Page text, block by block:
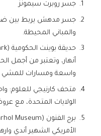
جسر روبرت سيمونز
جسر مدهش يربط بين ضفتي
والمباني المحيطة.
أنهار، وتعتبر من أجمل
واسعة ومسارات للمشي
متحف كارنيجي للعلوم:
الولايات المتحدة، مع
الأمريكي الشهير أندي